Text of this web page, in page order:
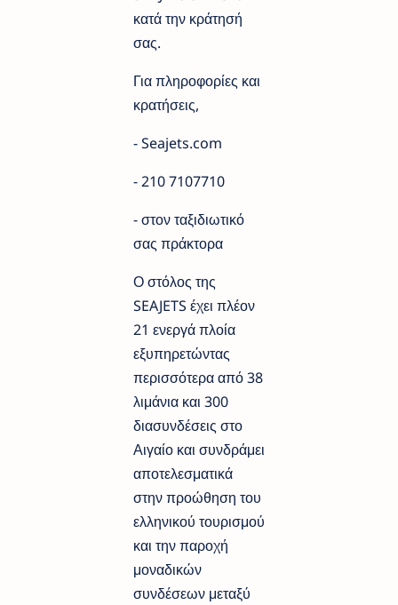
κατά την κράτησή
σας.
Για πληροφορίες και
κρατήσεις,
- Seajets.com
- 210 7107710
- στον ταξιδιωτικό
σας πράκτορα
Ο στόλος της
SEAJETS έχει πλέον
21 ενεργά πλοία
εξυπηρετώντας
περισσότερα από 38
λιμάνια και 300
διασυνδέσεις στο
Αιγαίο και συνδράμει
αποτελεσματικά
στην προώθηση του
ελληνικού τουρισμού
και την παροχή
μοναδικών
συνδέσεων μεταξύ